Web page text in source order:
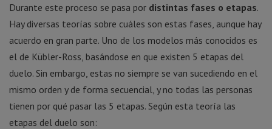
Durante este proceso se pasa por distintas fases o etapas.
Hay diversas teorías sobre cuáles son estas fases, aunque hay
acuerdo en gran parte. Uno de los modelos más conocidos es
el de Kübler-Ross, basándose en que existen 5 etapas del
duelo. Sin embargo, estas no siempre se van sucediendo en el
mismo orden y de forma secuencial, y no todas las personas
tienen por qué pasar las 5 etapas. Según esta teoría las
etapas del duelo son: